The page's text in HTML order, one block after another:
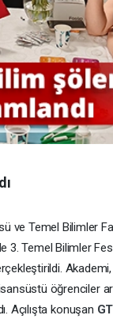
ve Temel Bilimler
Temel Bilimler
öğrenciler
Açılışta konuşan